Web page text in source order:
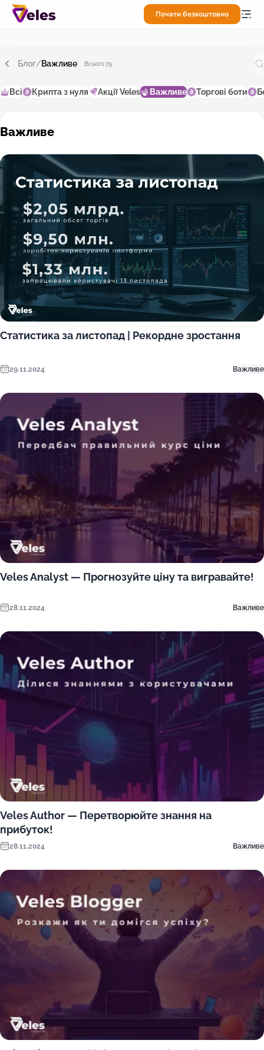
Почати безкоштовно
Блог/Важливе Всього 79
Всі Крипта з нуля Акції Veles Важливе Торгові боти
Важливе
Статистика за листопад | Рекордне зростання
29.11.2024 Важливе
Veles Analyst — Прогнозуйте ціну та вигравайте!
28.11.2024 Важливе
Veles Author — Перетворюйте знання на
прибуток!
28.11.2024 Важливе